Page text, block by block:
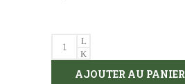
TOME
DES
BAUGESAJOUTER AU PANIER